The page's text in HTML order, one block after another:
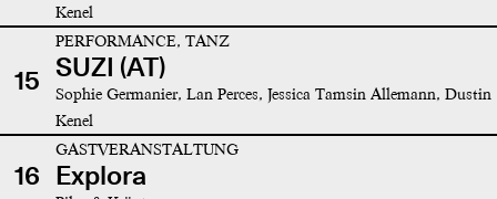
Kenel
15
PERFORMANCE, TANZ
SUZI (AT)
Sophie Germanier, Lan Perces, Jessica Tamsin Allemann, Dustin
Kenel
16
GASTVERANSTALTUNG
Explora